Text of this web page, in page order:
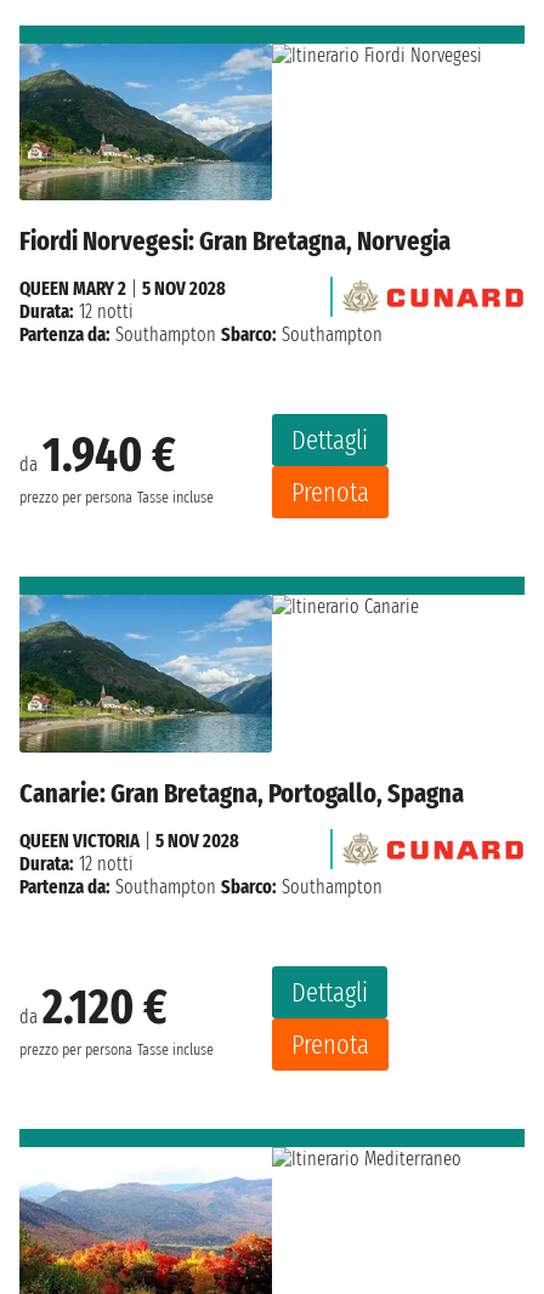
Fiordi Norvegesi: Gran Bretagna, Norvegia
da 1.940 €
prezzo per persona Tasse incluse
Dettagli
Prenota
QUEEN MARY 2
5 NOV 2028
Durata: 12 notti
Partenza da: Southampton Sbarco: Southampton
Canarie: Gran Bretagna, Portogallo, Spagna
da 2.120 €
prezzo per persona Tasse incluse
Dettagli
Prenota
QUEEN VICTORIA| 5 NOV 2028
Durata: 12 notti
Partenza da: Southampton Sbarco: Southampton